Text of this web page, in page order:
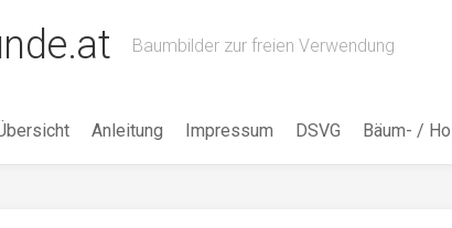
Baumbilder zur freien Verwendung
Anleitung Impressum DSVG Bäum- /